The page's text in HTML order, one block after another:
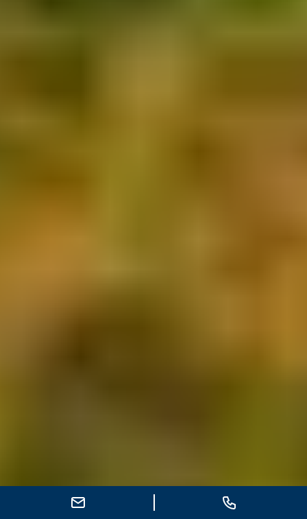
E-Mail schreiben Anrufen